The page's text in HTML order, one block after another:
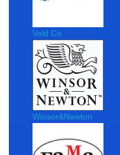
Veld Co
Winsor&Newton